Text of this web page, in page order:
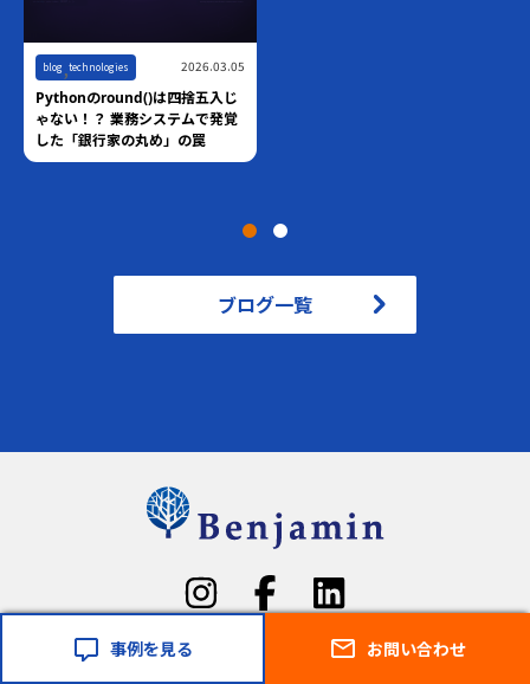
事例を見る お問い合わせ
blog ,technologies 2026.03.05
Pythonのround()は四捨五入じ
ゃない！？ 業務システムで発覚
した「銀行家の丸め」の罠
ブログ一覧